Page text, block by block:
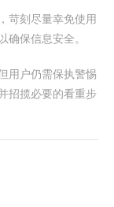
苛刻尽量幸免使用
确保信息安全。
用户仍需保执警惕
招揽必要的看重步